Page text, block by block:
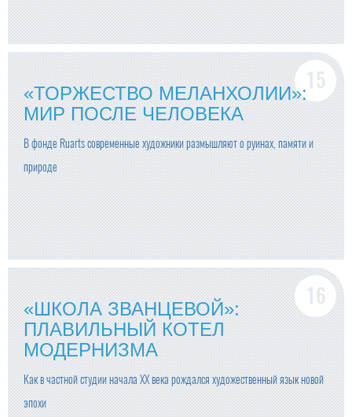
«ТОРЖЕСТВО МЕЛАНХОЛИИ»:
МИР ПОСЛЕ ЧЕЛОВЕКА
В фонде Ruarts современные художники размышляют о руинах, памяти и
природе
«ШКОЛА ЗВАНЦЕВОЙ»:
ПЛАВИЛЬНЫЙ КОТЕЛ
МОДЕРНИЗМА
Как в частной студии начала ХХ века рождался художественный язык новой
эпохи